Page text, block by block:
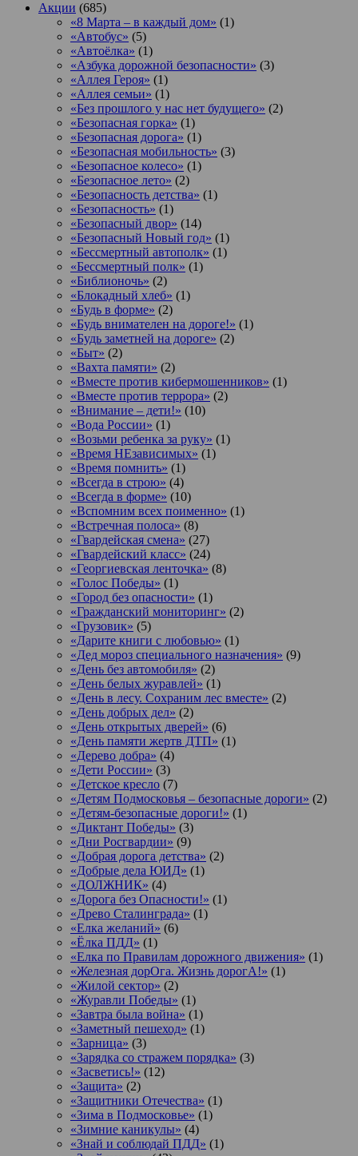
Акции (685)
«8 Марта – в каждый дом» (1)
«Автобус» (5)
«Автоёлка» (1)
«Азбука дорожной безопасности» (3)
«Аллея Героя» (1)
«Аллея семьи» (1)
«Без прошлого у нас нет будущего» (2)
«Безопасная горка» (1)
«Безопасная дорога» (1)
«Безопасная мобильность» (3)
«Безопасное колесо» (1)
«Безопасное лето» (2)
«Безопасность детства» (1)
«Безопасность» (1)
«Безопасный двор» (14)
«Безопасный Новый год» (1)
«Бессмертный автополк» (1)
«Бессмертный полк» (1)
«Библионочь» (2)
«Блокадный хлеб» (1)
«Будь в форме» (2)
«Будь внимателен на дороге!» (1)
«Будь заметней на дороге» (2)
«Быт» (2)
«Вахта памяти» (2)
«Вместе против кибермошенников» (1)
«Вместе против террора» (2)
«Внимание – дети!» (10)
«Вода России» (1)
«Возьми ребенка за руку» (1)
«Время НЕзависимых» (1)
«Время помнить» (1)
«Всегда в строю» (4)
«Всегда в форме» (10)
«Вспомним всех поименно» (1)
«Встречная полоса» (8)
«Гвардейская смена» (27)
«Гвардейский класс» (24)
«Георгиевская ленточка» (8)
«Голос Победы» (1)
«Город без опасности» (1)
«Гражданский мониторинг» (2)
«Грузовик» (5)
«Дарите книги с любовью» (1)
«Дед мороз специального назначения» (9)
«День без автомобиля» (2)
«День белых журавлей» (1)
«День в лесу. Сохраним лес вместе» (2)
«День добрых дел» (2)
«День открытых дверей» (6)
«День памяти жертв ДТП» (1)
«Дерево добра» (4)
«Дети России» (3)
«Детское кресло (7)
«Детям Подмосковья – безопасные дороги» (2)
«Детям-безопасные дороги!» (1)
«Диктант Победы» (3)
«Дни Росгвардии» (9)
«Добрая дорога детства» (2)
«Добрые дела ЮИД» (1)
«ДОЛЖНИК» (4)
«Дорога без Опасности!» (1)
«Древо Сталинграда» (1)
«Елка желаний» (6)
«Ёлка ПДД» (1)
«Елка по Правилам дорожного движения» (1)
«Железная дорОга. Жизнь дорогА!» (1)
«Жилой сектор» (2)
«Журавли Победы» (1)
«Завтра была война» (1)
«Заметный пешеход» (1)
«Зарница» (3)
«Зарядка со стражем порядка» (3)
«Засветись!» (12)
«Защита» (2)
«Защитники Отечества» (1)
«Зима в Подмосковье» (1)
«Зимние каникулы» (4)
«Знай и соблюдай ПДД» (1)